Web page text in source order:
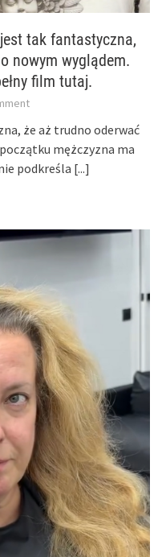
tak fantastyczna,
nowym wyglądem.
film tutaj.
że aż trudno oderwać
mężczyzna ma
podkreśla [...]